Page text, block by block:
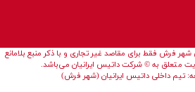
شهر فرش فقط برای مقاصد غیر تجاری و با ذکر منبع بلامانع
متعلق به © شرکت داتیس ایرانیان می‌باشد.
تیم داخلی داتیس ایرانیان (شهر فرش)